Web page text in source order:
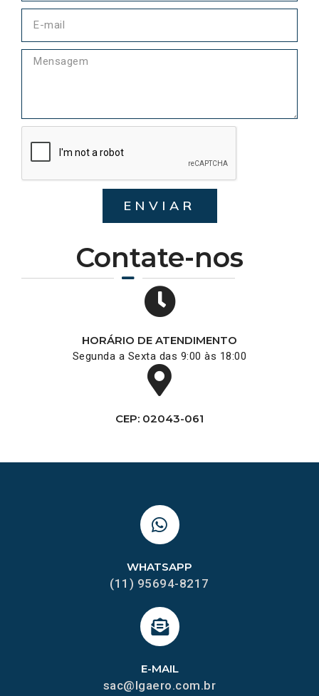
Contate-nos
HORÁRIO DE ATENDIMENTO
Segunda a Sexta das 9:00 às 18:00
CEP: 02043-061
ENVIAR
E-MAIL
sac@lgaero.com.br
WHATSAPP
(11) 95694-8217